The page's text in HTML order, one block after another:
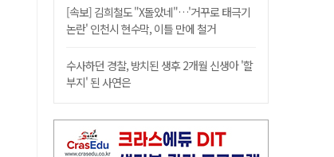
[속보] 김희철도 "X돌았네"…'거꾸로 태극기
논란' 인천시 현수막, 이틀 만에 철거
수사하던 경찰, 방치된 생후 2개월 신생아 '할
부지' 된 사연은